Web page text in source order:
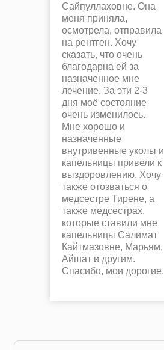
Сайпуллаховне. Она
меня приняла,
осмотрела, отправила
на рентген. Хочу
сказать, что очень
благодарна ей за
назначенное мне
лечение. За эти 2-3
дня моё состояние
очень изменилось.
Мне хорошо и
назначенные
внутривенные уколы и
капельницы привели к
выздоровлению. Хочу
также отозваться о
медсестре Тирене, а
также медсестрах,
которые ставили мне
капельницы Салимат
Кайтмазовне, Марьям,
Айшат и другим.
Спасибо, мои дорогие.